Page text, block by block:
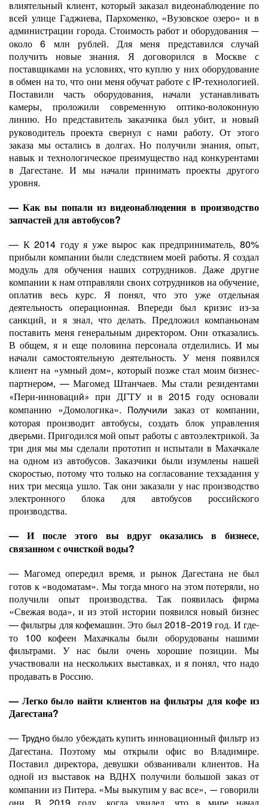
влиятельный клиент, который заказал видеонаблюдение по
всей улице Гаджиева, Пархоменко, «Вузовское озеро» и в
администрации города. Стоимость работ и оборудования —
около 6 млн рублей. Для меня представился случай
получить новые знания.
Я договорился в Москве с
поставщиками на условиях, что куплю у них оборудование
в обмен на то, что они меня обучат работе с IP-технологией.
Поставили часть оборудования, начали устанавливать
камеры, проложили современную оптико-волоконную
линию. Но представитель заказчика был убит,
и новый
руководитель проекта свернул с нами работу. От этого
заказа мы остались в долгах. Но получили знания, опыт,
навык и технологическое преимущество над конкурентами
в Дагестане. И мы начали принимать проекты другого
уровня.
— Как вы попали из видеонаблюдения в производство
запчастей для автобусов?
— К 2014 году я уже вырос как предприниматель, 80%
прибыли компании были следствием моей работы. Я создал
модуль для обучения наших сотрудников. Даже другие
компании к нам отправляли своих сотрудников на обучение,
оплатив весь курс. Я понял, что это уже отдельная
деятельность операционная. Впереди был кризис из-за
санкций, и я знал, что делать. Предложил компаньонам
поставить меня генеральным директором. Они отказались.
В общем, я и еще половина персонала отделились. И мы
начали самостоятельную деятельность. У меня появился
клиент на «умный дом», который позже стал моим бизнес-
партнером, — Магомед Штанчаев. Мы стали резидентами
«Пери-инноваций»
при ДГТУ и в 2015 году основали
компанию «Домологика».
Получили
заказ от компании,
которая производит автобусы, создать блок управления
дверьми. Пригодился мой опыт работы с автоэлектрикой. За
три дня мы мы сделали прототип и испытали в Махачкале
на одном из автобусов. Заказчики были изумлены нашей
скоростью, потому что только на согласование техзадания у
них три месяца ушло. Так они заказали у нас производство
электронного блока для автобусов российского
производства.
— И после этого вы вдруг оказались в бизнесе,
связанном с очисткой воды?
— Магомед опередил время, и рынок Дагестана не был
готов к «водоматам». Мы тогда много на этом потеряли, но
получили опыт производства. Так появилась фирма
«Свежая вода», и из этой истории появился новый бизнес
— фильтры для кофемашин. Это был 2018–2019 год. И где-
то 100 кофеен Махачкалы были оборудованы нашими
фильтрами. У нас были очень хорошие позиции. Мы
участвовали на нескольких выставках, и я понял, что надо
продавать в Россию.
— Легко было найти клиентов на фильтры для кофе из
Дагестана?
— Труднобыло убеждать купить инновационный фильтр из
Дагестана. Поэтому мы открыли офис во Владимире.
Поставил директора, девушки обзванивали клиентов. На
одной из выставок на ВДНХ получили большой заказ от
компании из Питера. «Мы выкупим у вас все», —говорили